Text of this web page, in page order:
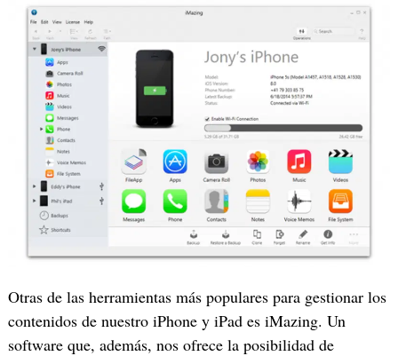
Otras de las herramientas más populares para gestionar los
contenidos de nuestro iPhone y iPad es iMazing. Un
software que, además, nos ofrece la posibilidad de